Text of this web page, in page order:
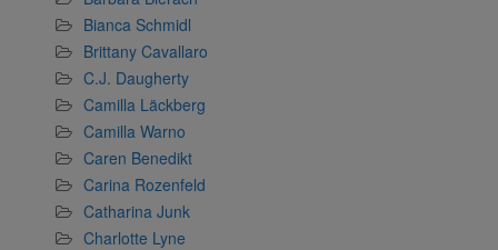
Bianca Schmidl
Brittany Cavallaro
C.J. Daugherty
Camilla Läckberg
Camilla Warno
Caren Benedikt
Carina Rozenfeld
Catharina Junk
Charlotte Lyne